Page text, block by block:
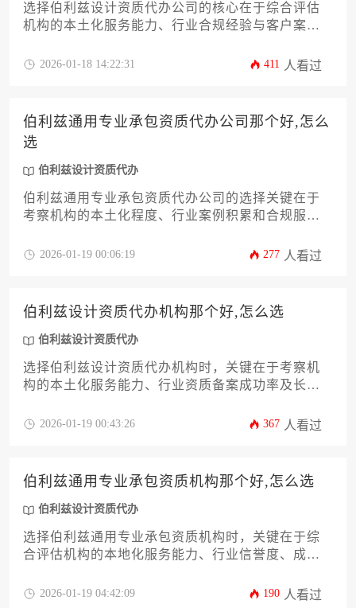
选择伯利兹设计资质代办公司的核心在于综合评估
机构的本土化服务能力、行业合规经验与客户案例
专项许可办理成功率、本地政商资源网络等维度进
险。
2026-01-18 14:22:31 411 人看过
伯利兹通用专业承包资质代办公司那个好,怎么
选
伯利兹设计资质代办
伯利兹通用专业承包资质代办公司的选择关键在于
考察机构的本土化程度、行业案例积累和合规服务
办公地址、分析成功案例三个维度进行筛选，其中
2026-01-19 00:06:19 277 人看过
伯利兹设计资质代办机构那个好,怎么选
伯利兹设计资质代办
选择伯利兹设计资质代办机构时，关键在于考察机
构的本土化服务能力、行业资质备案成功率及长期
问专业背景、评估合同保障条款三大维度进行筛
2026-01-19 00:43:26 367 人看过
伯利兹通用专业承包资质机构那个好,怎么选
伯利兹设计资质代办
选择伯利兹通用专业承包资质机构时，关键在于综
合评估机构的本地化服务能力、行业信誉度、成功
对服务协议条款、核实过往项目资质审批通过率等
2026-01-19 04:42:09 190 人看过